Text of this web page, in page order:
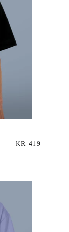
— VANLIG PRIS
KR 419